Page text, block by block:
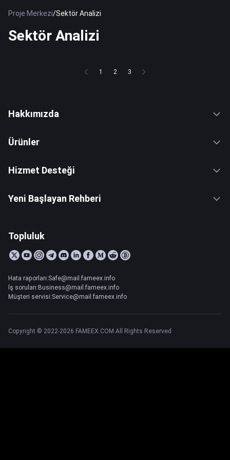
Proje Merkezi/Sektör Analizi
Sektör Analizi
1 2 3
Hakkımızda
Ürünler
Hizmet Desteği
Yeni Başlayan Rehberi
Topluluk
Hata raporları:Safe@mail.fameex.info
İş soruları:Business@mail.fameex.info
Müşteri servisi:Service@mail.fameex.info
Copyright © 2022-2026 FAMEEX.COM All Rights Reserved